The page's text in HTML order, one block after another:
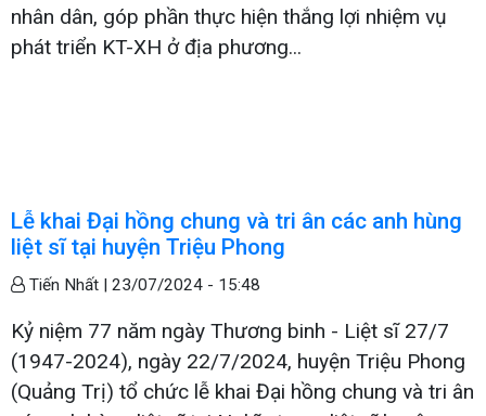
nhân dân, góp phần thực hiện thắng lợi nhiệm vụ
phát triển KT-XH ở địa phương...
Lễ khai Đại hồng chung và tri ân các anh hùng
liệt sĩ tại huyện Triệu Phong
Tiến Nhất | 23/07/2024 - 15:48
Kỷ niệm 77 năm ngày Thương binh - Liệt sĩ 27/7
(1947-2024), ngày 22/7/2024, huyện Triệu Phong
(Quảng Trị) tổ chức lễ khai Đại hồng chung và tri ân